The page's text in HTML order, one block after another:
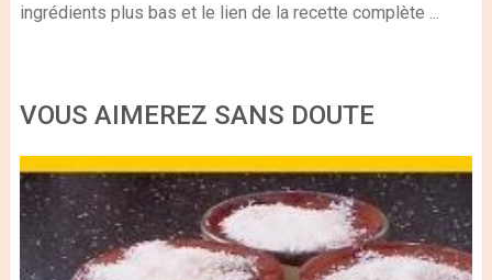
ingrédients plus bas et le lien de la recette complète ...
VOUS AIMEREZ SANS DOUTE